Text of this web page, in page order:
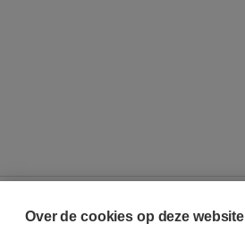
Over de cookies op deze website